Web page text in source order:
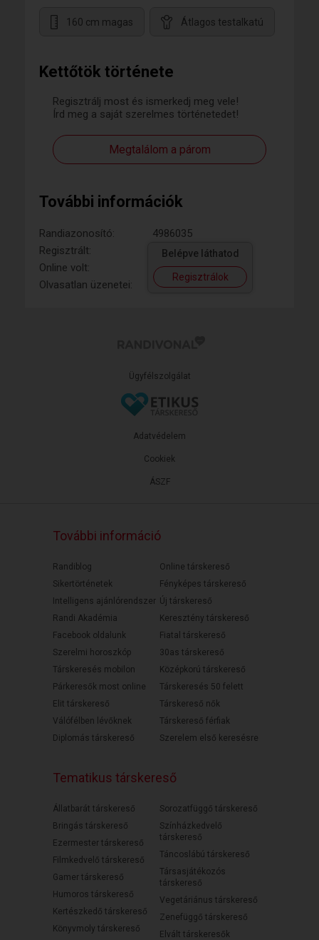
Kettőtök története
Regisztrálj most és ismerkedj meg vele!
Írd meg a saját szerelmes történetedet!
Megtalálom a párom
További információk
Randiazonosító:
4986035
Regisztrált:
Online volt:
Olvasatlan üzenetei:
Belépve láthatod
Regisztrálok
160 cm magas Átlagos testalkatú
Ügyfélszolgálat
ÁSZF
Adatvédelem
Cookiek
További információ
Randiblog
Sikertörténetek
Intelligens ajánlórendszer
Randi Akadémia
Facebook oldalunk
Szerelmi horoszkóp
Társkeresés mobilon
Párkeresők most online
Elit társkereső
Válófélben lévőknek
Diplomás társkereső
Online társkereső
Fényképes társkereső
Új társkereső
Keresztény társkereső
Fiatal társkereső
30as társkereső
Középkorú társkereső
Társkeresés 50 felett
Társkereső nők
Társkereső férfiak
Szerelem első keresésre
Tematikus társkereső
Állatbarát társkereső
Bringás társkereső
Ezermester társkereső
Filmkedvelő társkereső
Gamer társkereső
Humoros társkereső
Kertészkedő társkereső
Könyvmoly társkereső
Sorozatfüggő társkereső
Színházkedvelő
társkereső
Táncoslábú társkereső
Társasjátékozós
társkereső
Vegetáriánus társkereső
Zenefüggő társkereső
Elvált társkeresők